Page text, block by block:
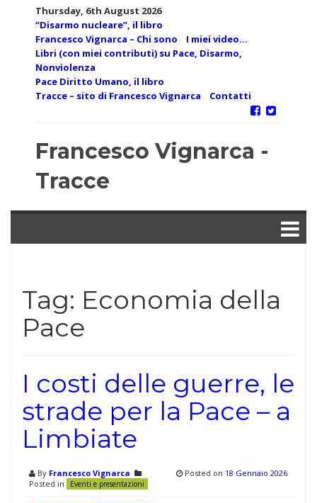
Thursday, 6th August 2026
“Disarmo nucleare”, il libro
Francesco Vignarca – Chi sono
I miei video…
Libri (con miei contributi) su Pace, Disarmo,
Nonviolenza
Pace Diritto Umano, il libro
Tracce – sito di Francesco Vignarca
Contatti
Francesco Vignarca -
Tracce
Tag: Economia della
Pace
I costi delle guerre, le
strade per la Pace – a
Limbiate
By Francesco Vignarca
Posted in
Eventi e presentazioni
Posted on 18 Gennaio 2026